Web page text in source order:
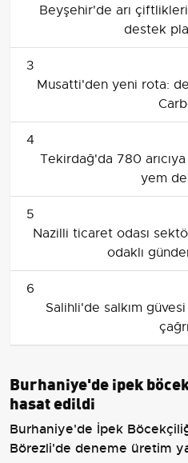
Beyşehir'de arı
destek
3
Musatti'den yeni rota:
4
Tekirdağ'da 780
yem
5
Nazilli ticaret odası
odaklı
6
Salihli'de salkım
Burhaniye'de ipek
hasat edildi
Burhaniye'de İpek
Börezli'de deneme üretim